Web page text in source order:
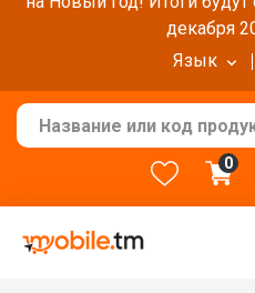
декабря
Язык
0